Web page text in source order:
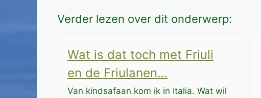
Verder lezen over dit onderwerp:
Wat is dat toch met Friuli
en de Friulanen…
Van kindsafaan kom ik in Italia. Wat wil